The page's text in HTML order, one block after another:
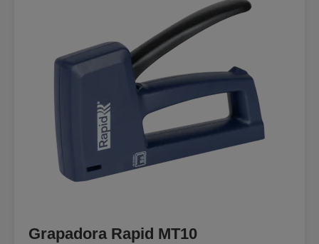
Grapadora Rapid MT10